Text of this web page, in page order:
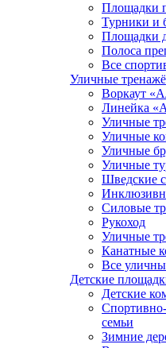
Площадки
Турники и
Площадки
Полоса
Все
Уличные
Воркаут
Линейка
Уличные
Уличные
Уличные
Уличные
Шведские
Силовые
Рукоход
Уличные
Канатные
Все
Детские
Детские
семьи
Зимние